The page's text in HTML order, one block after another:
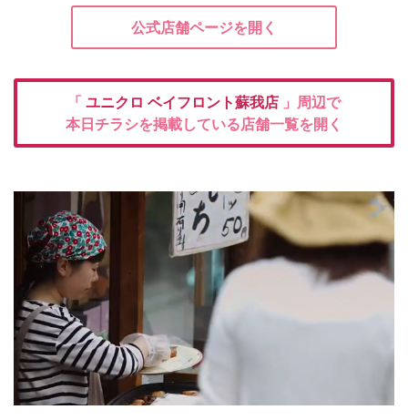
公式店舗ページを開く
「 ユニクロ ベイフロント蘇我店 」周辺で
本日チラシを掲載している店舗一覧を開く